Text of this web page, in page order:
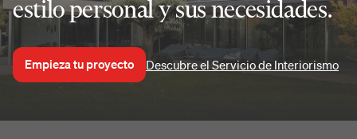
estilo personal y sus necesidades.
Empieza tu proyecto Descubre el Servicio de Interiorismo